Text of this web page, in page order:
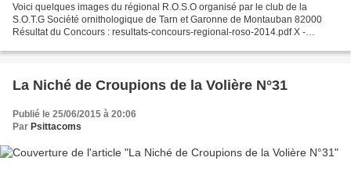
Voici quelques images du régional R.O.S.O organisé par le club de la
S.O.T.G Société ornithologique de Tarn et Garonne de Montauban 82000
Résultat du Concours : resultats-concours-regional-roso-2014.pdf X -
La Niché de Croupions de la Volière N°31
Publié le 25/06/2015 à 20:06
Par Psittacoms